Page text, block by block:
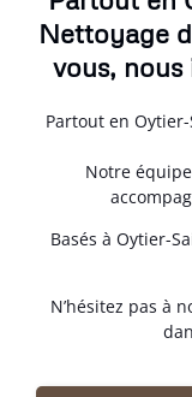
Nettoyage
vous,
Partout en
Notre
Basés à Oytier-
N’hésitez pas à